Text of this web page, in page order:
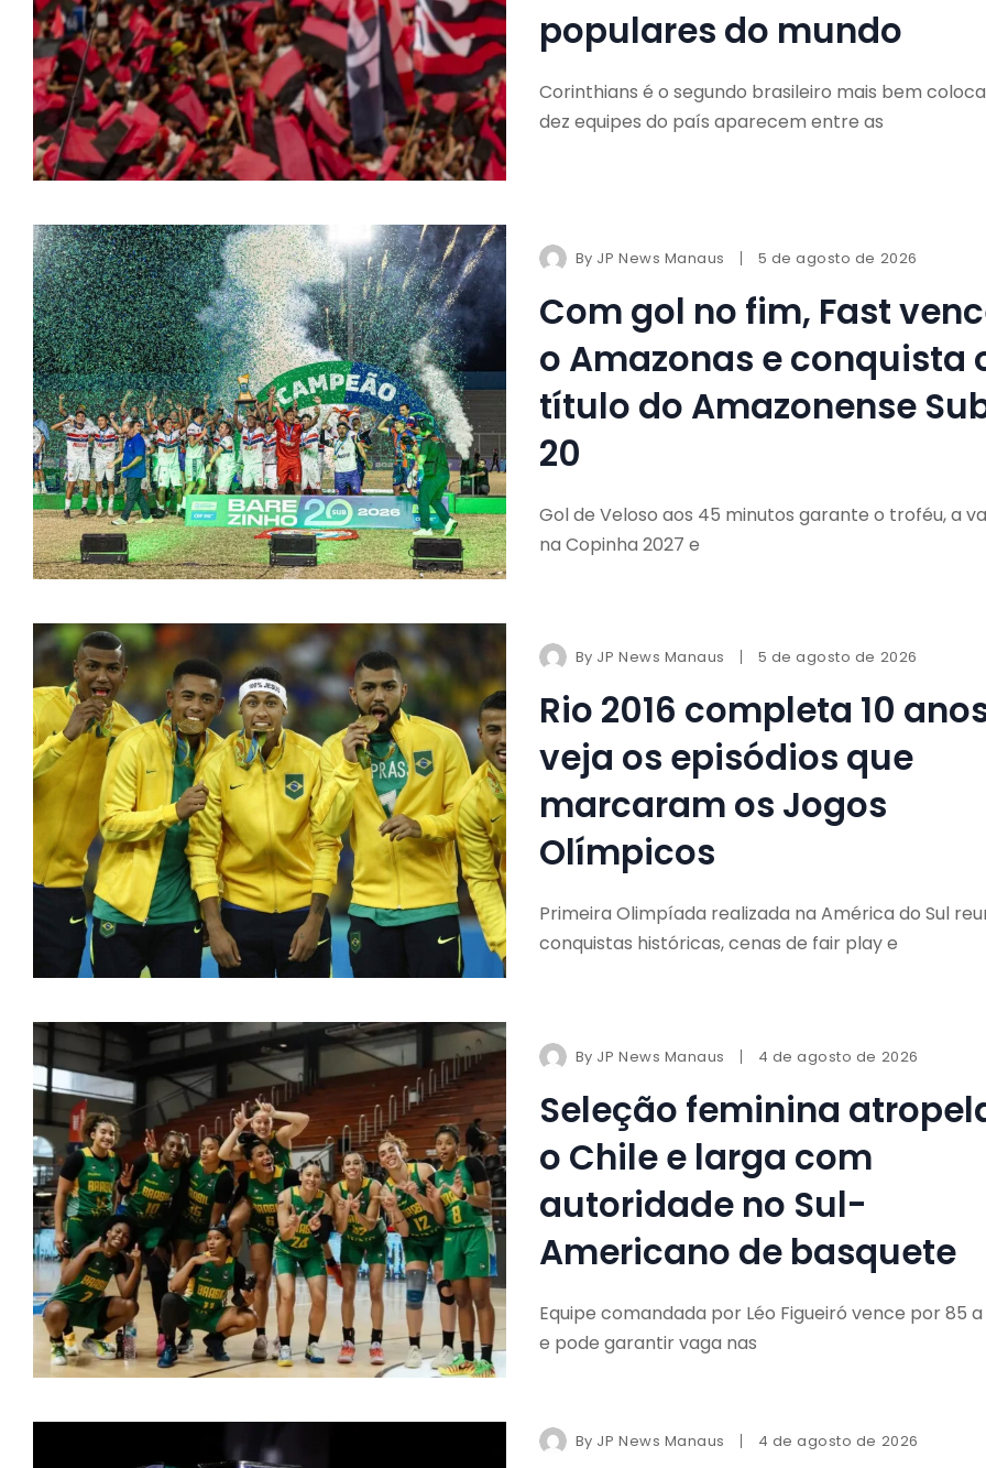
populares do mundo
Corinthians é o segundo brasileiro mais bem
dez equipes do país aparecem entre as
By JP News Manaus 5 de agosto de 2026
Com gol no fim, Fast
o Amazonas e conquista
título do Amazonense
20
Gol de Veloso aos 45 minutos garante o troféu, a
na Copinha 2027 e
By JP News Manaus 5 de agosto de 2026
Rio 2016 completa 10
veja os episódios que
marcaram os Jogos
Olímpicos
Primeira Olimpíada realizada na América do Sul
conquistas históricas, cenas de fair play e
By JP News Manaus 4 de agosto de 2026
Seleção feminina
o Chile e larga com
autoridade no Sul-
Americano de basquete
Equipe comandada por Léo Figueiró vence por 85
e pode garantir vaga nas
By JP News Manaus 4 de agosto de 2026